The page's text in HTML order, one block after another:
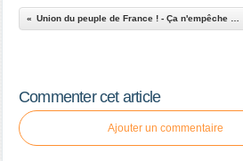
Commenter cet article
Ajouter un commentaire